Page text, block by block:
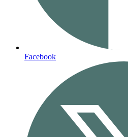
Facebook